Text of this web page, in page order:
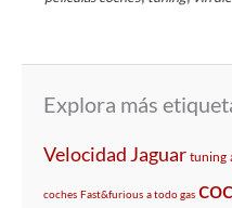
Explora más
Velocidad Jaguar tuning
coches Fast&furious a todo gas